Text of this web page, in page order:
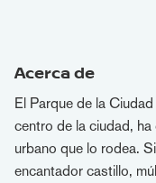
Acerca de
El Parque de la
centro de la ciudad,
urbano que lo rodea.
encantador castillo,